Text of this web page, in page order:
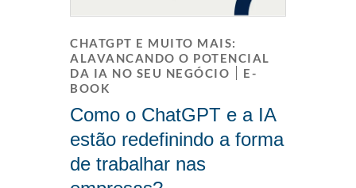
CHATGPT E MUITO MAIS:
ALAVANCANDO O POTENCIAL
DA IA NO SEU NEGÓCIO
E-
BOOK
Como o ChatGPT e a IA
estão redefinindo a forma
de trabalhar nas